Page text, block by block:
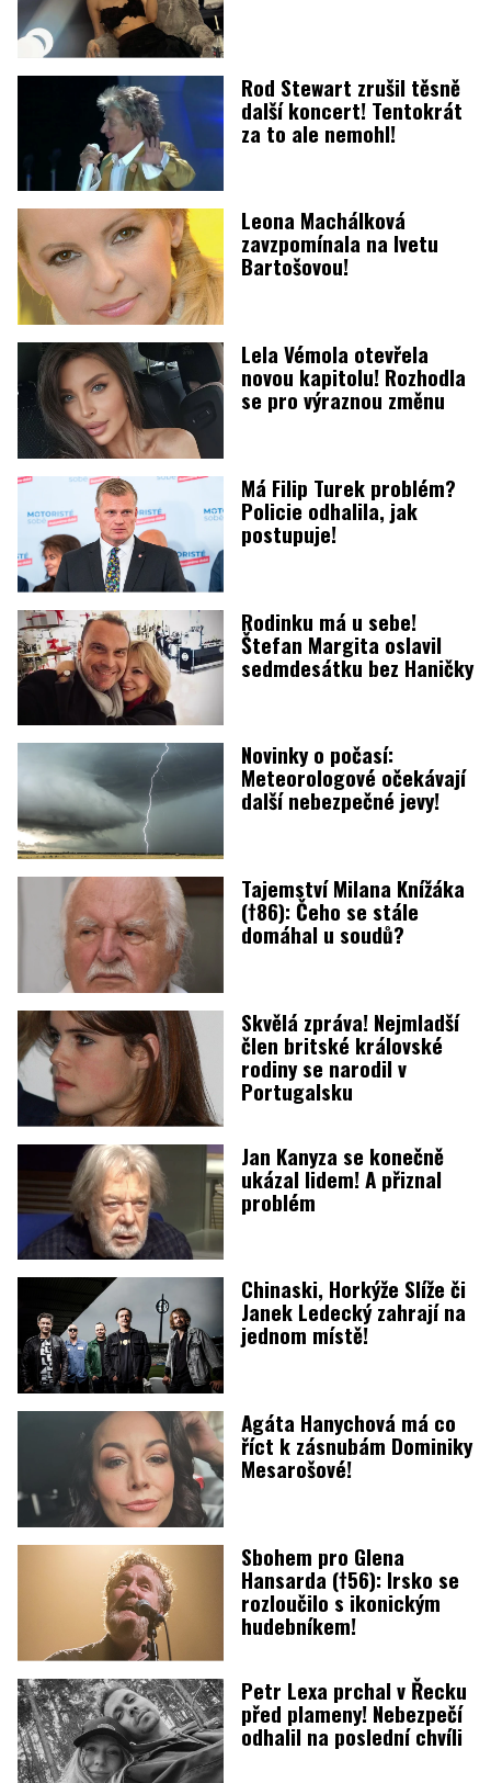
Rod Stewart zrušil těsně
další koncert! Tentokrát
za to ale nemohl!
Leona Machálková
zavzpomínala na Ivetu
Bartošovou!
Lela Vémola otevřela
novou kapitolu! Rozhodla
se pro výraznou změnu
Má Filip Turek problém?
Policie odhalila, jak
postupuje!
Rodinku má u sebe!
Štefan Margita oslavil
sedmdesátku bez Haničky
Novinky o počasí:
Meteorologové očekávají
další nebezpečné jevy!
Tajemství Milana Knížáka
(†86): Čeho se stále
domáhal u soudů?
Skvělá zpráva! Nejmladší
člen britské královské
rodiny se narodil v
Portugalsku
Jan Kanyza se konečně
ukázal lidem! A přiznal
problém
Chinaski, Horkýže Slíže či
Janek Ledecký zahrají na
jednom místě!
Agáta Hanychová má co
říct k zásnubám Dominiky
Mesarošové!
Sbohem pro Glena
Hansarda (†56): Irsko se
rozloučilo s ikonickým
hudebníkem!
Petr Lexa prchal v Řecku
před plameny! Nebezpečí
odhalil na poslední chvíli